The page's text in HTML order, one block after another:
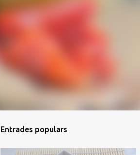
Entrades populars